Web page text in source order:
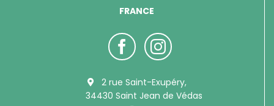
FRANCE
2 rue Saint-Exupéry,
34430 Saint Jean de Védas